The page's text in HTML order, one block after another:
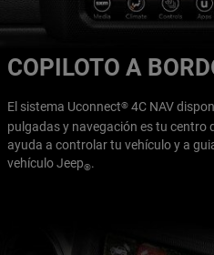
COPILOTO A
El sistema Uconnect® 4C NAV
pulgadas y navegación es tu centro
ayuda a controlar tu vehículo y a
vehículo Jeep®.